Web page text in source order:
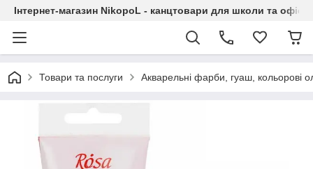
Інтернет-магазин NikopoL - канцтовари для школи та офісу
Товари та послуги Акварельні фарби, гуаш, кольорові